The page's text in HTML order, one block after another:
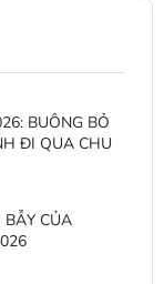
BUÔNG BỎ
ĐI QUA CHU
CỦA